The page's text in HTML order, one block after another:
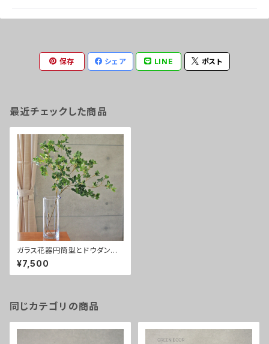
保存 シェア LINE ポスト
最近チェックした商品
ガラス花器円筒型とドウダンつ
つじ
¥7,500
同じカテゴリの商品